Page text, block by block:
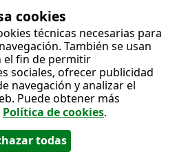
cookies
técnicas necesarias para
También se usan
el fin de permitir
sociales, ofrecer publicidad
navegación y analizar el
Puede obtener más
Política de cookies.